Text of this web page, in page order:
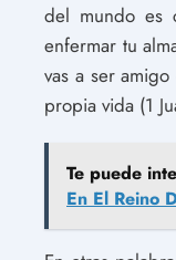
del mundo es
enfermar tu
vas a ser
propia vida (1
Te puede
En El Reino